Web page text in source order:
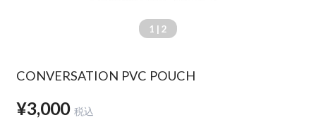
1 | 2
CONVERSATION PVC POUCH
¥3,000 税込